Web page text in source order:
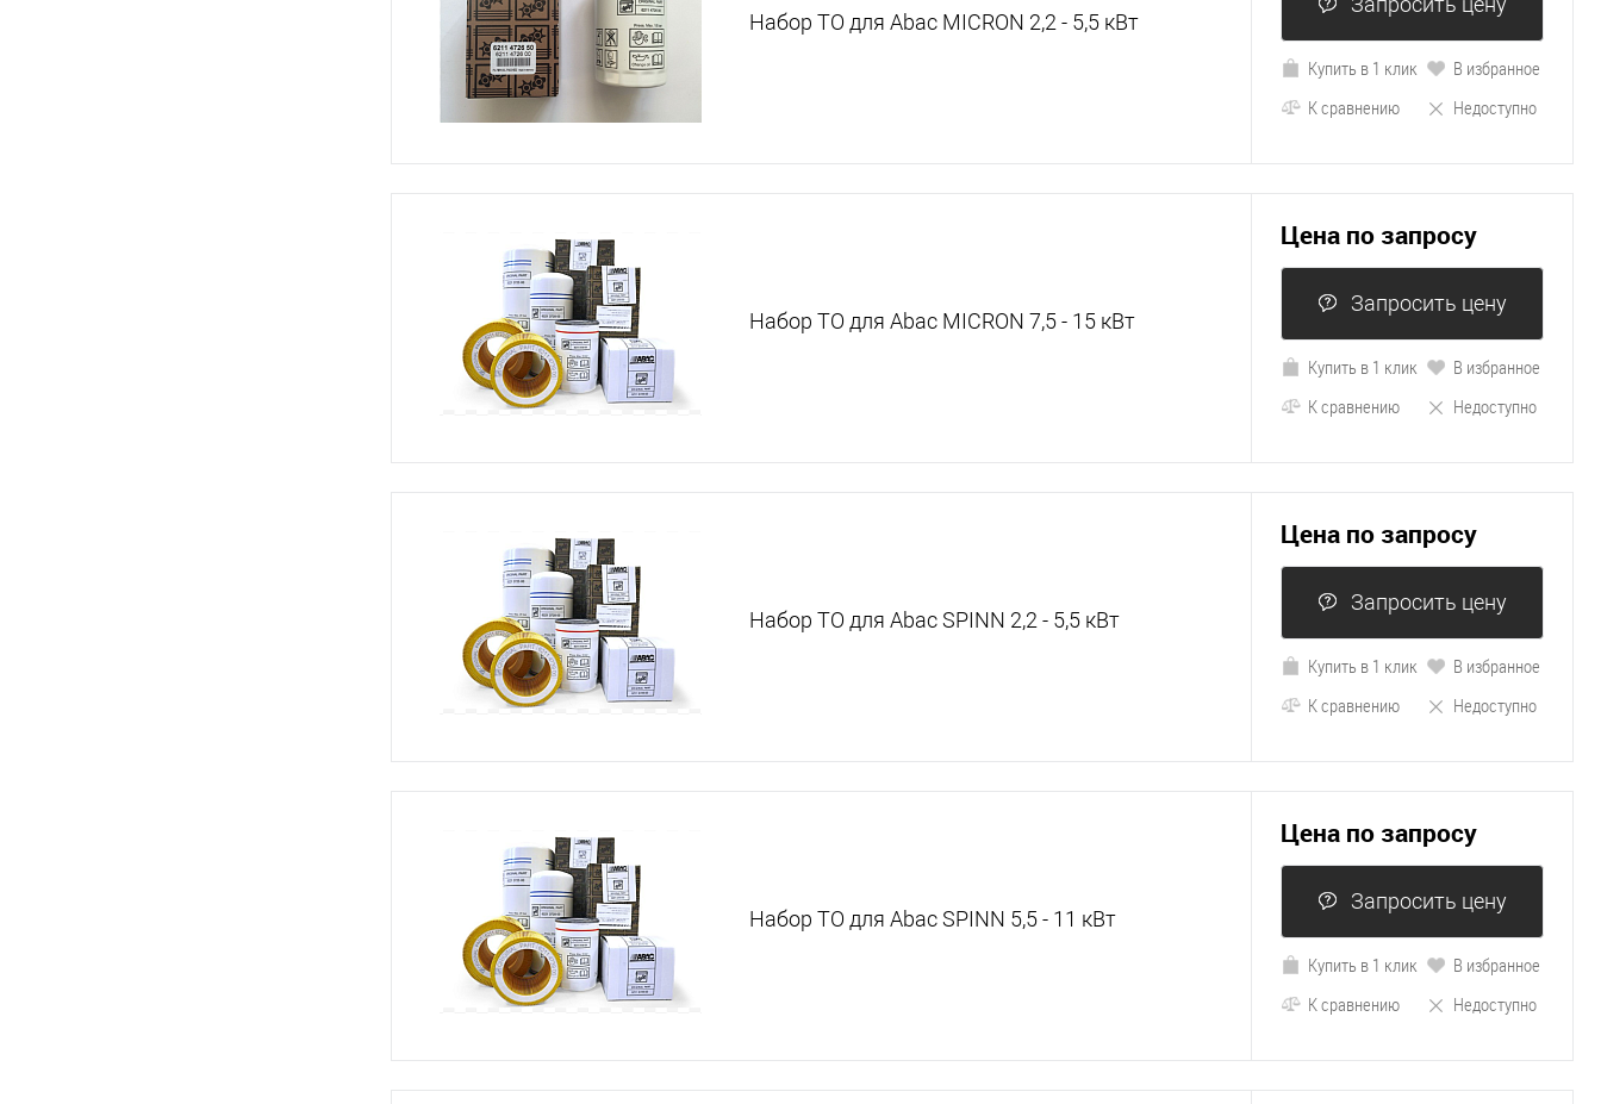
Набор ТО для Abac MICRON 2,2 - 5,5 кВт
Купить в 1 клик
В избранное
К сравнению
Недоступно
Набор ТО для Abac MICRON 7,5 - 15 кВт
Цена по запросу
Запросить цену
Купить в 1 клик
В избранное
К сравнению
Недоступно
Набор ТО для Abac SPINN 2,2 - 5,5 кВт
Цена по запросу
Запросить цену
Купить в 1 клик
В избранное
К сравнению
Недоступно
Набор ТО для Abac SPINN 5,5 - 11 кВт
Цена по запросу
Запросить цену
Купить в 1 клик
В избранное
К сравнению
Недоступно